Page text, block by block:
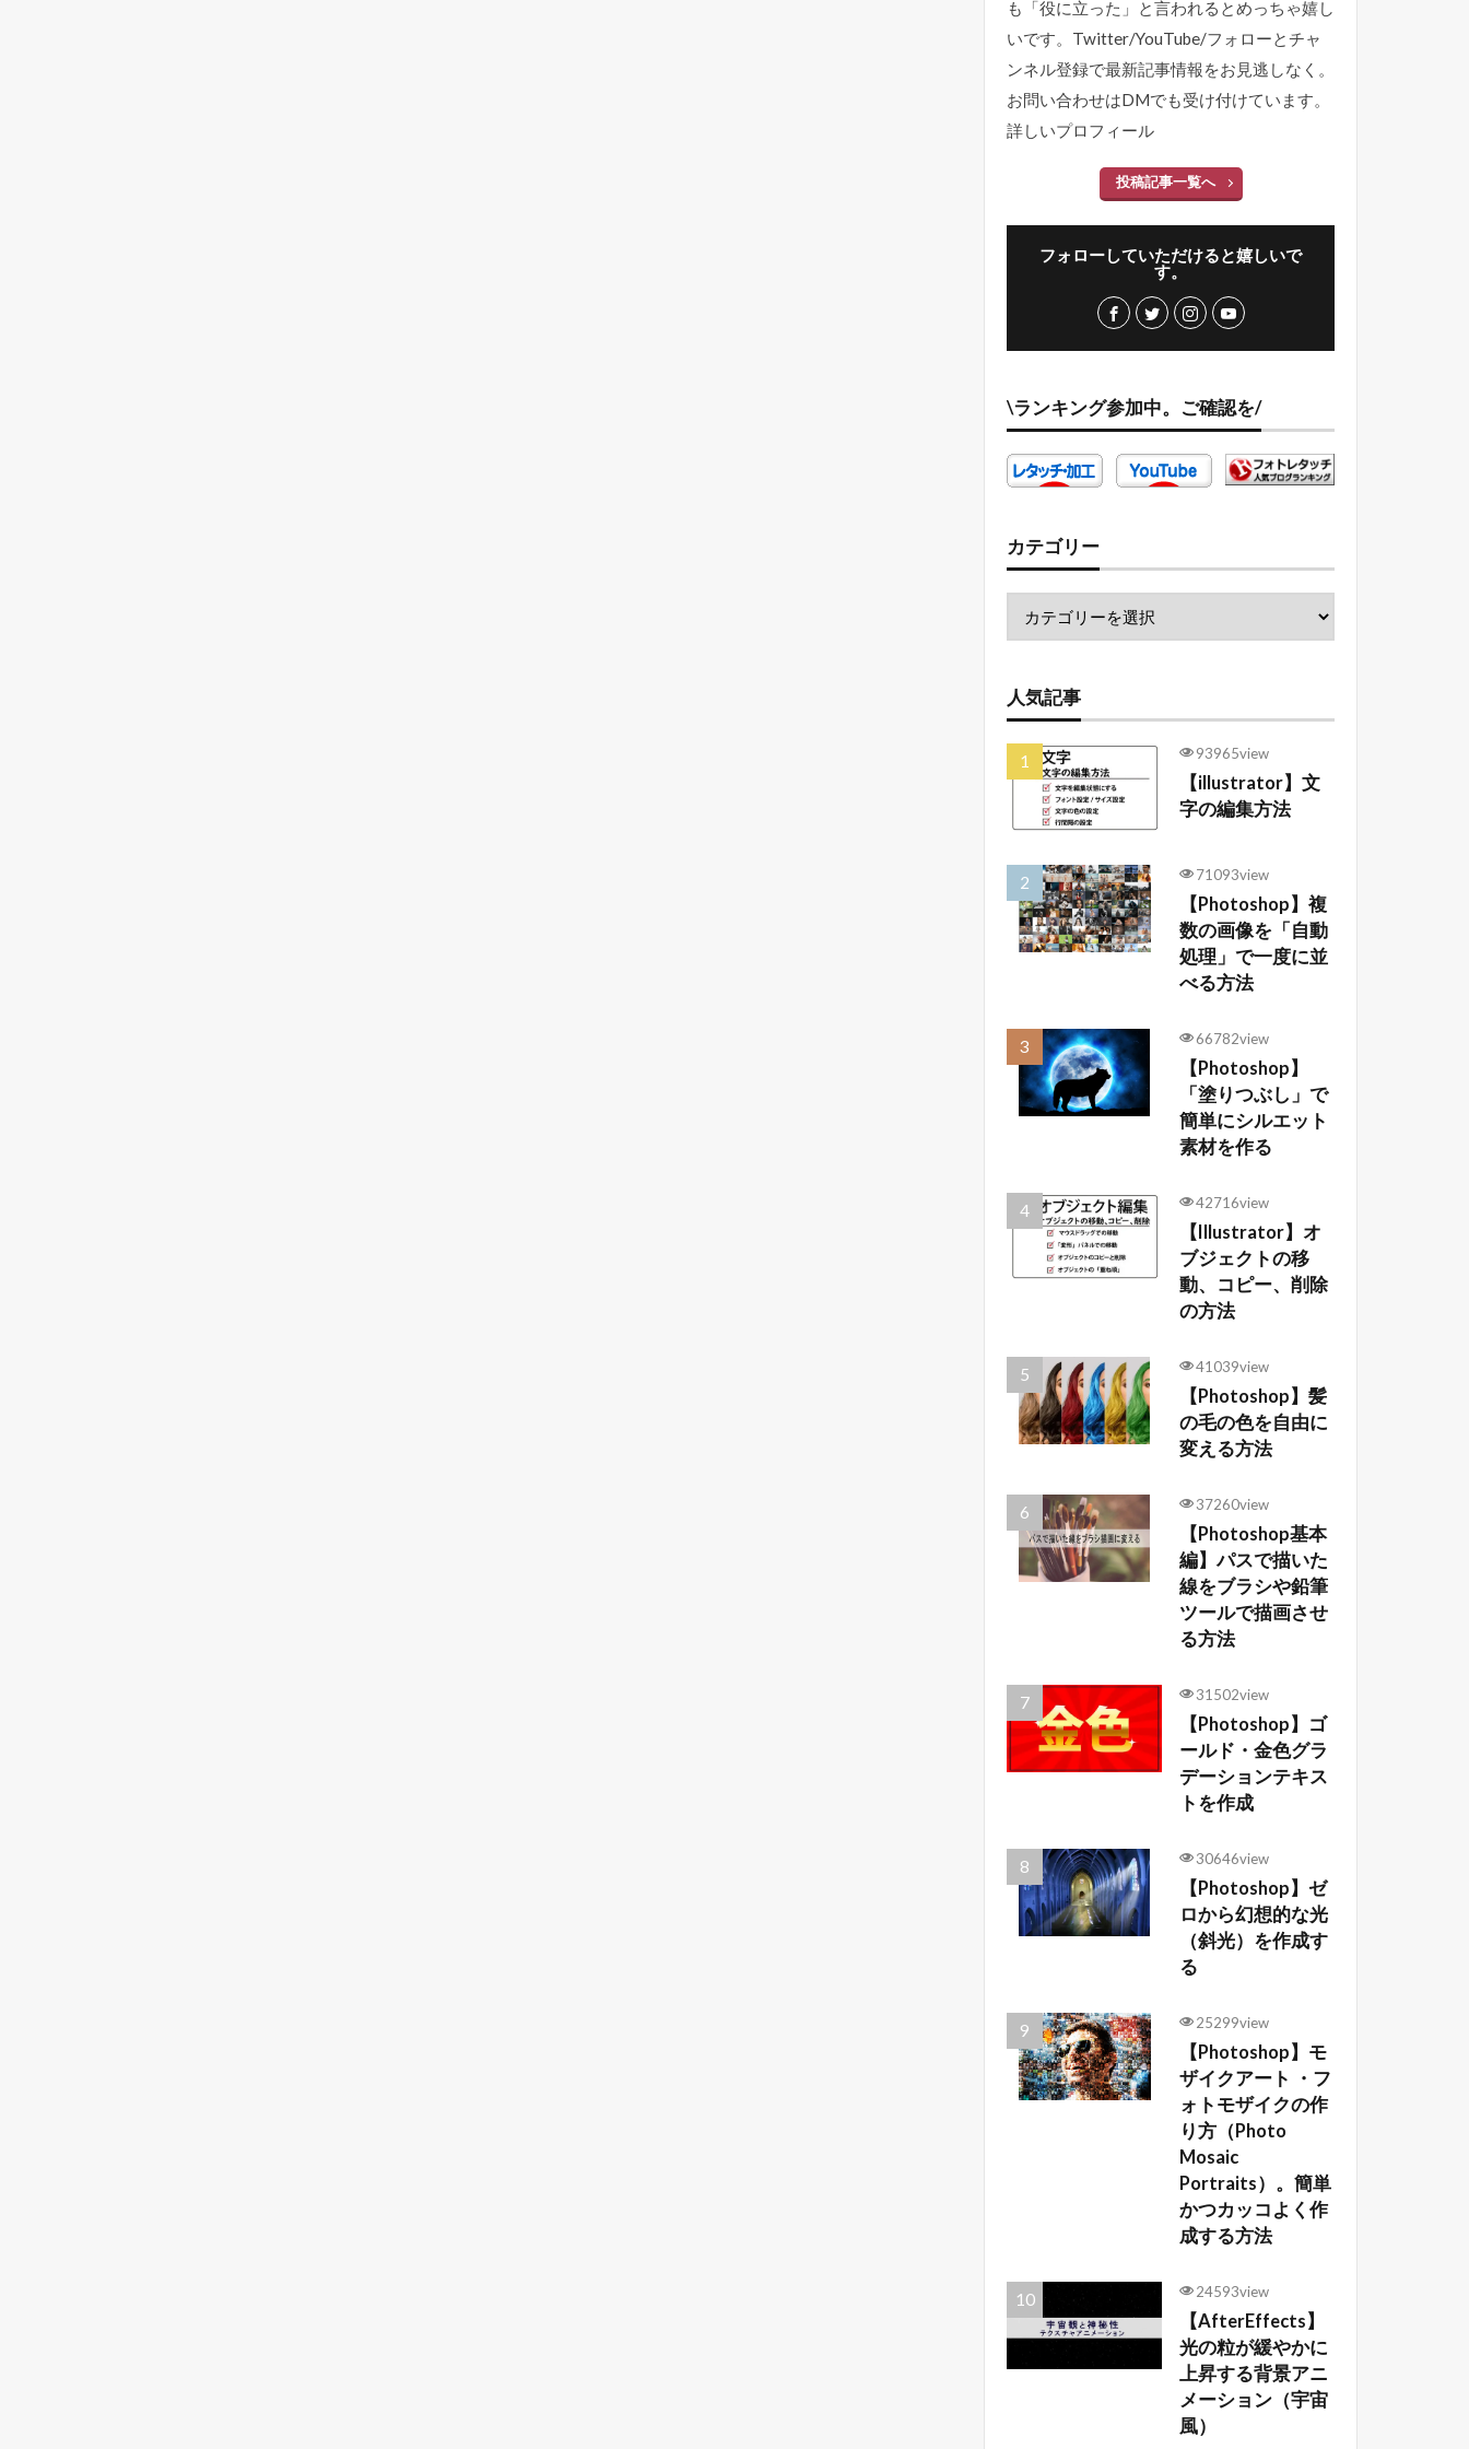
も「役に立った」と言われるとめっちゃ嬉し
いです。Twitter/YouTube/フォローとチャ
ンネル登録で最新記事情報をお見逃しなく。
お問い合わせはDMでも受け付けています。
詳しいプロフィール
投稿記事一覧へ
フォローしていただけると嬉しいで
す。
\ランキング参加中。ご確認を/
カテゴリー
人気記事
93965view
【illustrator】文
字の編集方法
71093view
【Photoshop】複
数の画像を「自動
処理」で一度に並
べる方法
66782view
【Photoshop】
「塗りつぶし」で
簡単にシルエット
素材を作る
42716view
【Illustrator】オ
ブジェクトの移
動、コピー、削除
の方法
41039view
【Photoshop】髪
の毛の色を自由に
変える方法
37260view
【Photoshop基本
編】パスで描いた
線をブラシや鉛筆
ツールで描画させ
る方法
31502view
【Photoshop】ゴ
ールド・金色グラ
デーションテキス
トを作成
30646view
【Photoshop】ゼ
ロから幻想的な光
（斜光）を作成す
る
25299view
【Photoshop】モ
ザイクアート ・フ
ォトモザイクの作
り方（Photo
Mosaic
Portraits）。簡単
かつカッコよく作
成する方法
24593view
【AfterEffects】
光の粒が緩やかに
上昇する背景アニ
メーション（宇宙
風）